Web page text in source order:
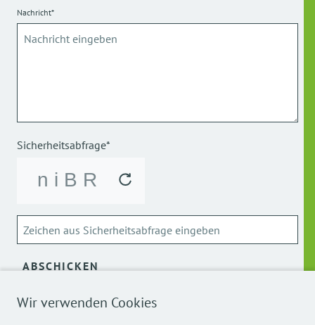
Wir verwenden Cookies
Nachricht*
Sicherheitsabfrage*
ABSCHICKEN
Über die Verarbeitung meiner personenbezogenen Daten